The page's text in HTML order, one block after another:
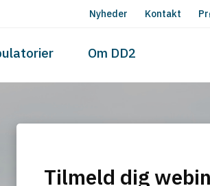
Nyheder Kontakt
Om DD2
Tilmeld dig